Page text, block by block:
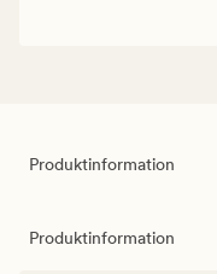
Produktinformation
Produktinformation